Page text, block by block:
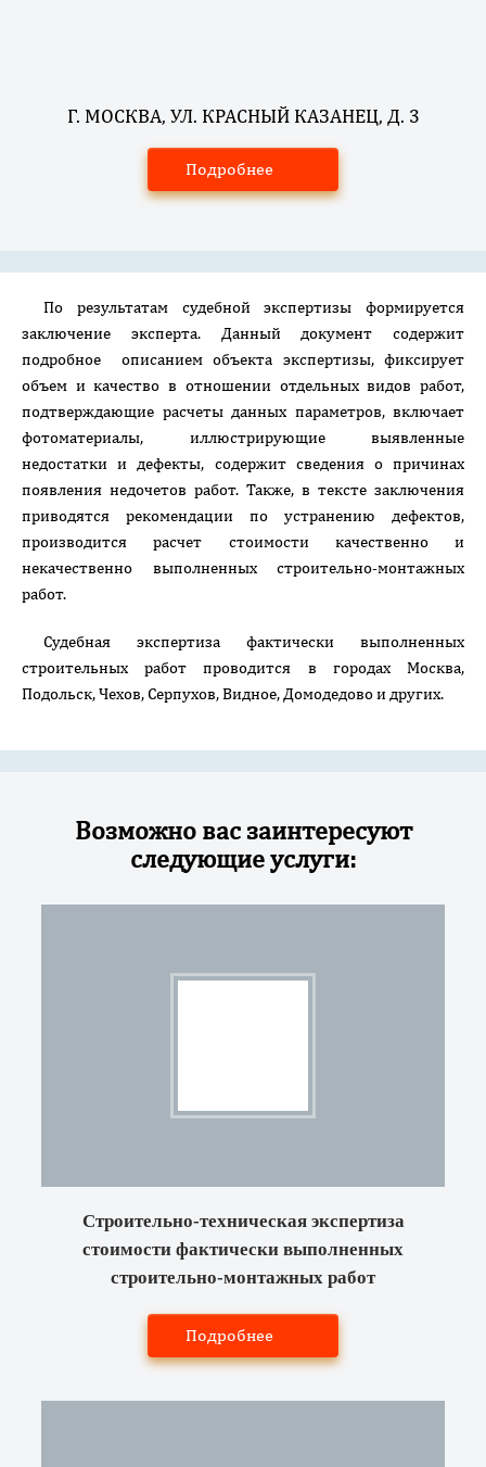
Г. МОСКВА, УЛ. КРАСНЫЙ КАЗАНЕЦ, Д. 3
Подробнее
По результатам судебной экспертизы формируется
заключение эксперта. Данный документ содержит
подробное описанием объекта экспертизы, фиксирует
объем и качество в отношении отдельных видов работ,
подтверждающие расчеты данных параметров, включает
фотоматериалы, иллюстрирующие выявленные
недостатки и дефекты, содержит сведения о причинах
появления недочетов работ. Также, в тексте заключения
приводятся рекомендации по устранению дефектов,
производится расчет стоимости качественно и
некачественно выполненных строительно-монтажных
работ.
Судебная экспертиза фактически выполненных
строительных работ проводится в городах Москва,
Подольск, Чехов, Серпухов, Видное, Домодедово и других.
Возможно вас заинтересуют
следующие услуги:
Строительно-техническая экспертиза
стоимости фактически выполненных
строительно-монтажных работ
Подробнее